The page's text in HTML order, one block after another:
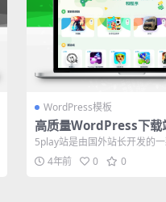
WordPress模板
高质量WordPress下载
y主题
5play站是由国外站长开发的
主题，主题简约大方，为v1....
4年前 0 0